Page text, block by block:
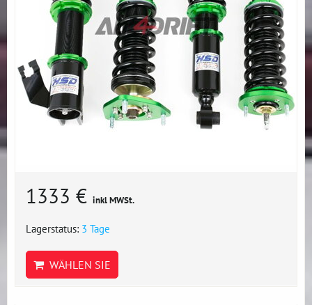
1333 € inkl MWSt.
Lagerstatus: 3 Tage
WÄHLEN SIE